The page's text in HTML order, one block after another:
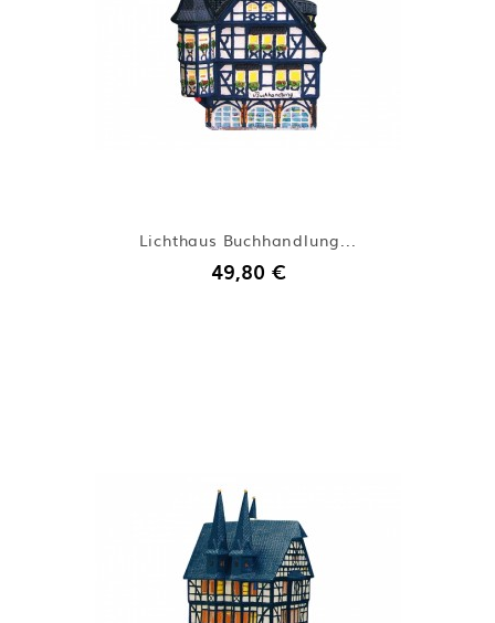
Lichthaus Buchhandlung...
49,80 €